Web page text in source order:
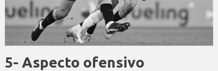
5- Aspecto ofensivo